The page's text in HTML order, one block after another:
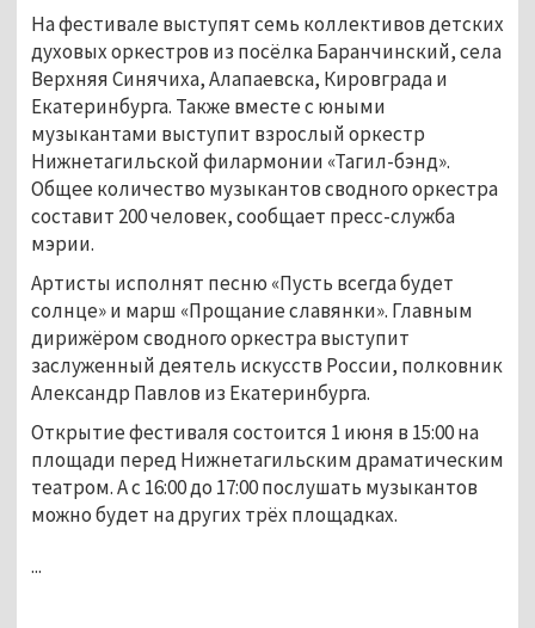
На фестивале выступят семь коллективов детских
духовых оркестров из посёлка Баранчинский, села
Верхняя Синячиха, Алапаевска, Кировграда и
Екатеринбурга. Также вместе с юными
музыкантами выступит взрослый оркестр
Нижнетагильской филармонии «Тагил-бэнд».
Общее количество музыкантов сводного оркестра
составит 200 человек, сообщает пресс-служба
мэрии.
Артисты исполнят песню «Пусть всегда будет
солнце» и марш «Прощание славянки». Главным
дирижёром сводного оркестра выступит
заслуженный деятель искусств России, полковник
Александр Павлов из Екатеринбурга.
Открытие фестиваля состоится 1 июня в 15:00 на
площади перед Нижнетагильским драматическим
театром. А с 16:00 до 17:00 послушать музыкантов
можно будет на других трёх площадках.
...